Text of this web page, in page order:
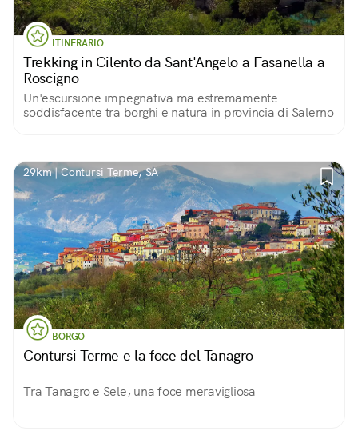
ITINERARIO
Trekking in Cilento da Sant'Angelo a Fasanella a
Roscigno
Un'escursione impegnativa ma estremamente
soddisfacente tra borghi e natura in provincia di Salerno
29km | Contursi Terme, SA
BORGO
Contursi Terme e la foce del Tanagro
Tra Tanagro e Sele, una foce meravigliosa